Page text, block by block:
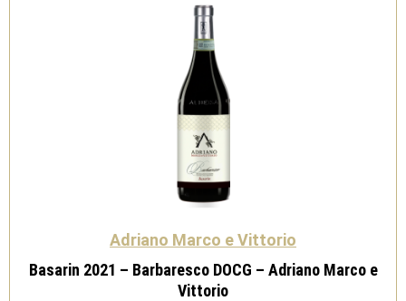
Adriano Marco e Vittorio
Basarin 2021 – Barbaresco DOCG – Adriano Marco e
Vittorio